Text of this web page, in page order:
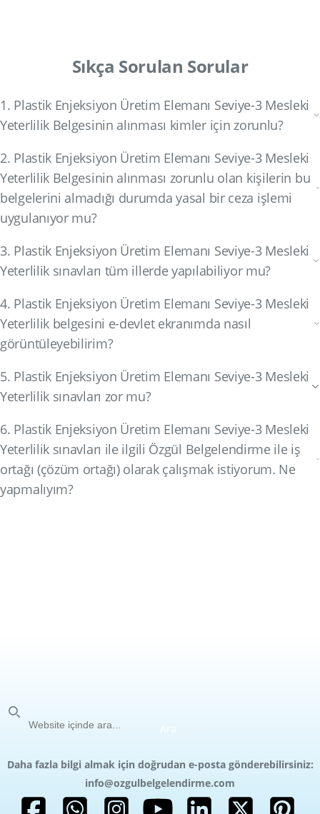
Sıkça Sorulan Sorular
1. Plastik Enjeksiyon Üretim Elemanı Seviye-3 Mesleki
Yeterlilik Belgesinin alınması kimler için zorunlu?
2. Plastik Enjeksiyon Üretim Elemanı Seviye-3 Mesleki
Yeterlilik Belgesinin alınması zorunlu olan kişilerin bu
belgelerini almadığı durumda yasal bir ceza işlemi
uygulanıyor mu?
3. Plastik Enjeksiyon Üretim Elemanı Seviye-3 Mesleki
Yeterlilik sınavları tüm illerde yapılabiliyor mu?
4. Plastik Enjeksiyon Üretim Elemanı Seviye-3 Mesleki
Yeterlilik belgesini e-devlet ekranımda nasıl
görüntüleyebilirim?
5. Plastik Enjeksiyon Üretim Elemanı Seviye-3 Mesleki
Yeterlilik sınavları zor mu?
6. Plastik Enjeksiyon Üretim Elemanı Seviye-3 Mesleki
Yeterlilik sınavları ile ilgili Özgül Belgelendirme ile iş
ortağı (çözüm ortağı) olarak çalışmak istiyorum. Ne
yapmalıyım?
Ara
Daha fazla bilgi almak için doğrudan e-posta gönderebilirsiniz:
info@ozgulbelgelendirme.com